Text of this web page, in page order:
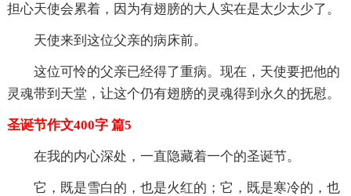
担心天使会累着，因为有翅膀的大人实在是太少太少了。
天使来到这位父亲的病床前。
这位可怜的父亲已经得了重病。现在，天使要把他的
灵魂带到天堂，让这个仍有翅膀的灵魂得到永久的抚慰。
圣诞节作文400字 篇5
在我的内心深处，一直隐藏着一个的圣诞节。
它，既是雪白的，也是火红的；它，既是寒冷的，也